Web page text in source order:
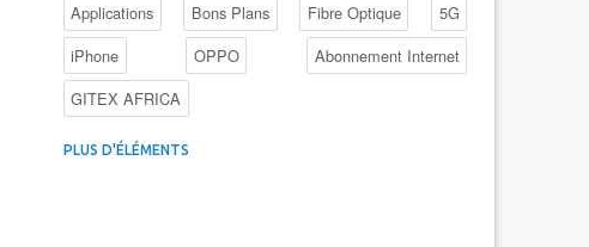
Applications
Bons Plans Fibre Optique
5G
iPhone
OPPO
Abonnement Internet
GITEX AFRICA
4G au Maroc
PLUS D'ÉLÉMENTS